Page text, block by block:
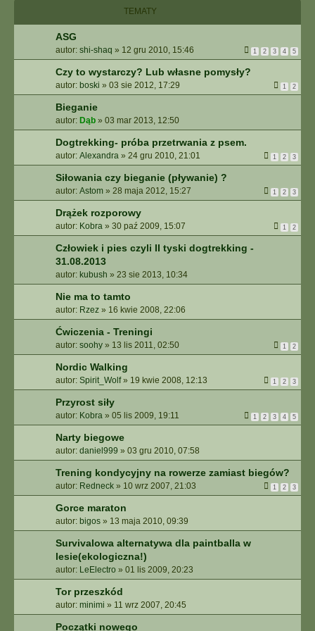
A
A
N
S
O
W
A
N
TEMATY
ASG
autor: shi-shaq » 12 gru 2010, 15:46 1 2 3 4 5
Czy to wystarczy? Lub własne pomysły?
autor: boski » 03 sie 2012, 17:29 1 2
Bieganie
autor: Dąb » 03 mar 2013, 12:50
Dogtrekking- próba przetrwania z psem.
autor: Alexandra » 24 gru 2010, 21:01 1 2 3
Siłowania czy bieganie (pływanie) ?
autor: Astom » 28 maja 2012, 15:27 1 2 3
Drążek rozporowy
autor: Kobra » 30 paź 2009, 15:07 1 2
Człowiek i pies czyli II tyski dogtrekking -
31.08.2013
autor: kubush » 23 sie 2013, 10:34
Nie ma to tamto
autor: Rzez » 16 kwie 2008, 22:06
Ćwiczenia - Treningi
autor: soohy » 13 lis 2011, 02:50 1 2
Nordic Walking
autor: Spirit_Wolf» 19 kwie 2008, 12:13 1 2 3
Przyrost siły
autor: Kobra » 05 lis 2009, 19:11 1 2 3 4 5
Narty biegowe
autor: daniel999 » 03 gru 2010, 07:58
Trening kondycyjny na rowerze zamiast biegów?
autor: Redneck » 10 wrz 2007, 21:03 1 2 3
Gorce maraton
autor: bigos » 13 maja 2010, 09:39
Survivalowa alternatywa dla paintballa w
lesie(ekologiczna!)
autor: LeElectro » 01 lis 2009, 20:23
Tor przeszkód
autor: minimi » 11 wrz 2007, 20:45
Początki nowego